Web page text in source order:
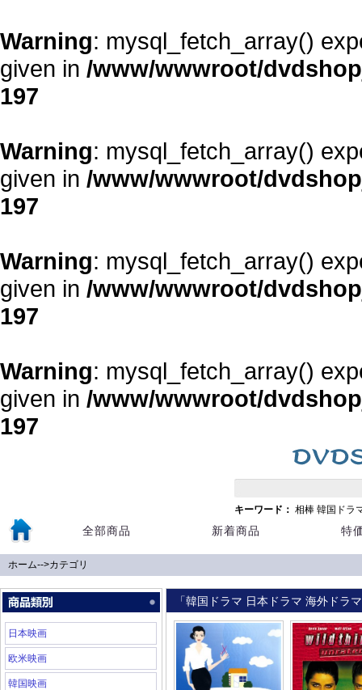
Warning: mysql_fetch_array()
given in /www/wwwroot/
197
Warning: mysql_fetch_array()
given in /www/wwwroot/
197
Warning: mysql_fetch_array()
given in /www/wwwroot/
197
Warning: mysql_fetch_array()
given in /www/wwwroot/
197
キーワード： 相棒 韓国ドラ
全部商品 新着商品 特
ホーム-->カテゴリ
日本映画
欧米映画
韓国映画
「韓国ドラマ 日本ドラマ 海外ドラ